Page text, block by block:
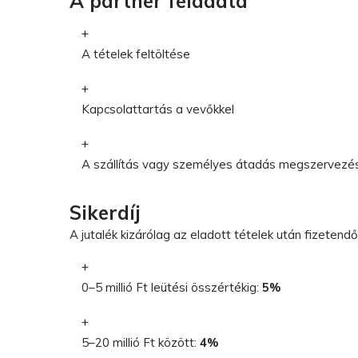
A tételek feltöltése
Kapcsolattartás a vevőkkel
A szállítás vagy személyes átadás
Sikerdíj
A jutalék kizárólag az eladott tételek után
0–5 millió Ft leütési összértékig: 5%
5–20 millió Ft között: 4%